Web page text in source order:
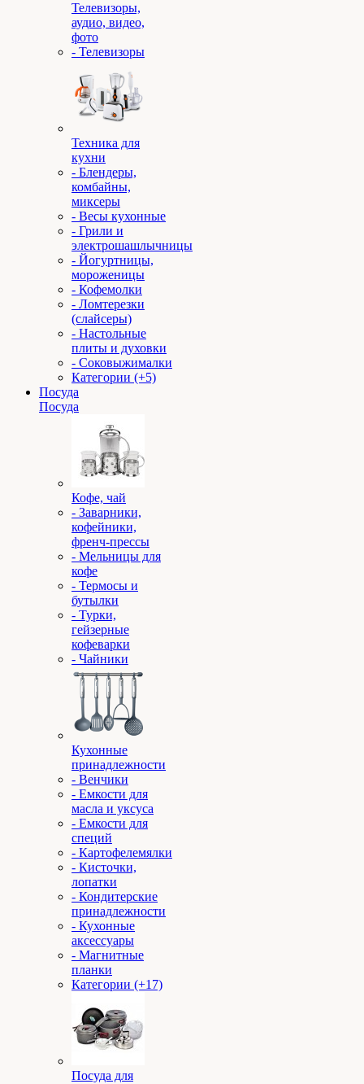
Телевизоры,
аудио, видео,
фото
- Телевизоры
Техника для
кухни
- Блендеры,
комбайны,
миксеры
- Весы кухонные
- Грили и
электрошашлычницы
- Йогуртницы,
мороженицы
- Кофемолки
- Ломтерезки
(слайсеры)
- Настольные
плиты и духовки
- Соковыжималки
Категории (+5)
Посуда
Посуда
Кофе, чай
- Заварники,
кофейники,
френч-прессы
- Мельницы для
кофе
- Термосы и
бутылки
- Турки,
гейзерные
кофеварки
- Чайники
Кухонные
принадлежности
- Венчики
- Емкости для
масла и уксуса
- Емкости для
специй
- Картофелемялки
- Кисточки,
лопатки
- Кондитерские
принадлежности
- Кухонные
аксессуары
- Магнитные
планки
Категории (+17)
Посуда для